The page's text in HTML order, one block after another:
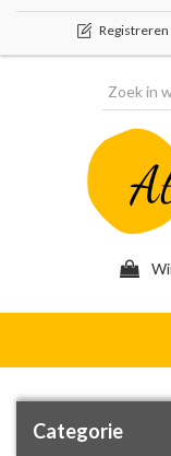
Registreren
Categorie